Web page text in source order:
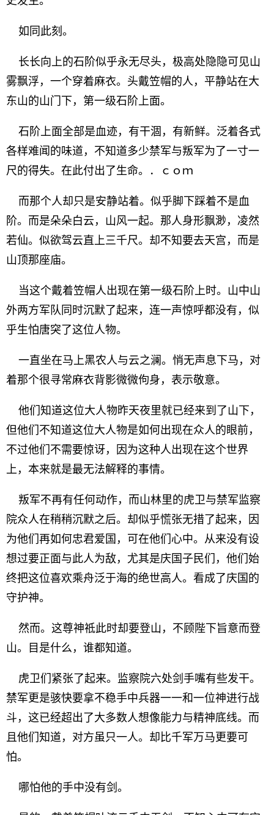
如同此刻。
长长向上的石阶似乎永无尽头，极高处隐隐可见山
雾飘浮，一个穿着麻衣。头戴笠帽的人，平静站在大
东山的山门下，第一级石阶上面。
石阶上面全部是血迹，有干涸，有新鲜。泛着各式
各样难闻的味道，不知道多少禁军与叛军为了一寸一
尺的得失。在此付出了生命。．ｃｏｍ
而那个人却只是安静站着。似乎脚下踩着不是血
阶。而是朵朵白云，山风一起。那人身形飘渺，凌然
若仙。似欲驾云直上三千尺。却不知要去天宫，而是
山顶那座庙。
当这个戴着笠帽人出现在第一级石阶上时。山中山
外两方军队同时沉默了起来，连一声惊呼都没有，似
乎生怕唐突了这位人物。
一直坐在马上黑农人与云之澜。悄无声息下马，对
着那个很寻常麻衣背影微微佝身，表示敬意。
他们知道这位大人物昨天夜里就已经来到了山下，
但他们不知道这位大人物是如何出现在众人的眼前，
不过他们不需要惊讶，因为这种人出现在这个世界
上，本来就是最无法解释的事情。
叛军不再有任何动作，而山林里的虎卫与禁军监察
院众人在稍稍沉默之后。却似乎慌张无措了起来，因
为他们再如何忠君爱国，可在他们心中。从来没有设
想过要正面与此人为敌，尤其是庆国子民们，他们始
终把这位喜欢乘舟泛于海的绝世高人。看成了庆国的
守护神。
然而。这尊神祗此时却要登山，不顾陛下旨意而登
山。目是什么，谁都知道。
虎卫们紧张了起来。监察院六处剑手嘴有些发干。
禁军更是骇快要拿不稳手中兵器一一和一位神进行战
斗，这已经超出了大多数人想像能力与精神底线。而
且他们知道，对方虽只一人。却比千军万马更要可
怕。
哪怕他的手中没有剑。